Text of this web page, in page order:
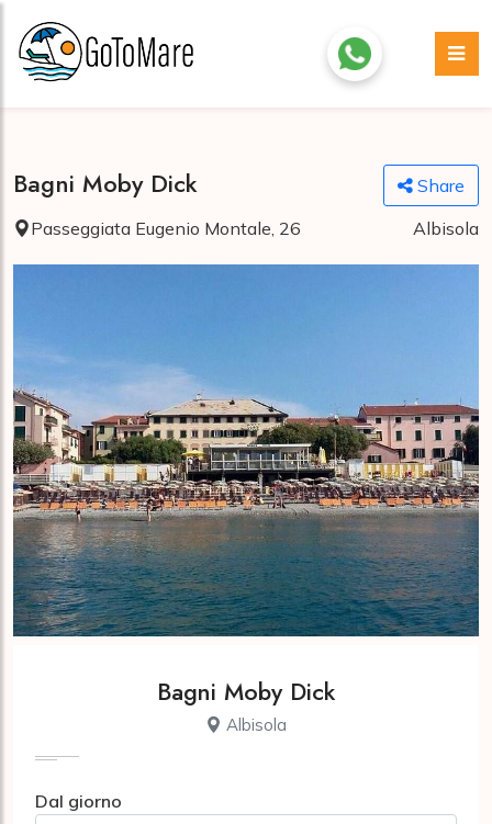
Bagni Moby Dick
Share
Passeggiata Eugenio Montale, 26
Albisola
Bagni Moby Dick
Albisola
Dal giorno